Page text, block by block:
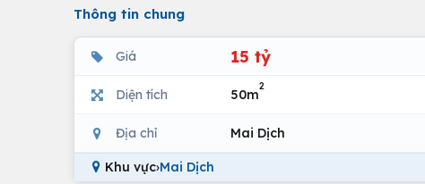
Thông tin chung
Giá 15 tỷ
Diện tích 50m
2
Địa chỉ Mai Dịch
Khu vực›Mai Dịch